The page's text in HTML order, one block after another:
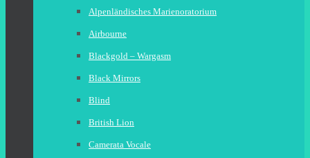
Alpenländisches Marienoratorium
Airbourne
Blackgold – Wargasm
Black Mirrors
Blind
British Lion
Camerata Vocale